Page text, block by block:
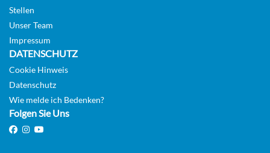
Innenkabine
Stellen
Unser Team
Impressum
DATENSCHUTZ
Cookie Hinweis
Datenschutz
Wie melde ich Bedenken?
Folgen Sie Uns